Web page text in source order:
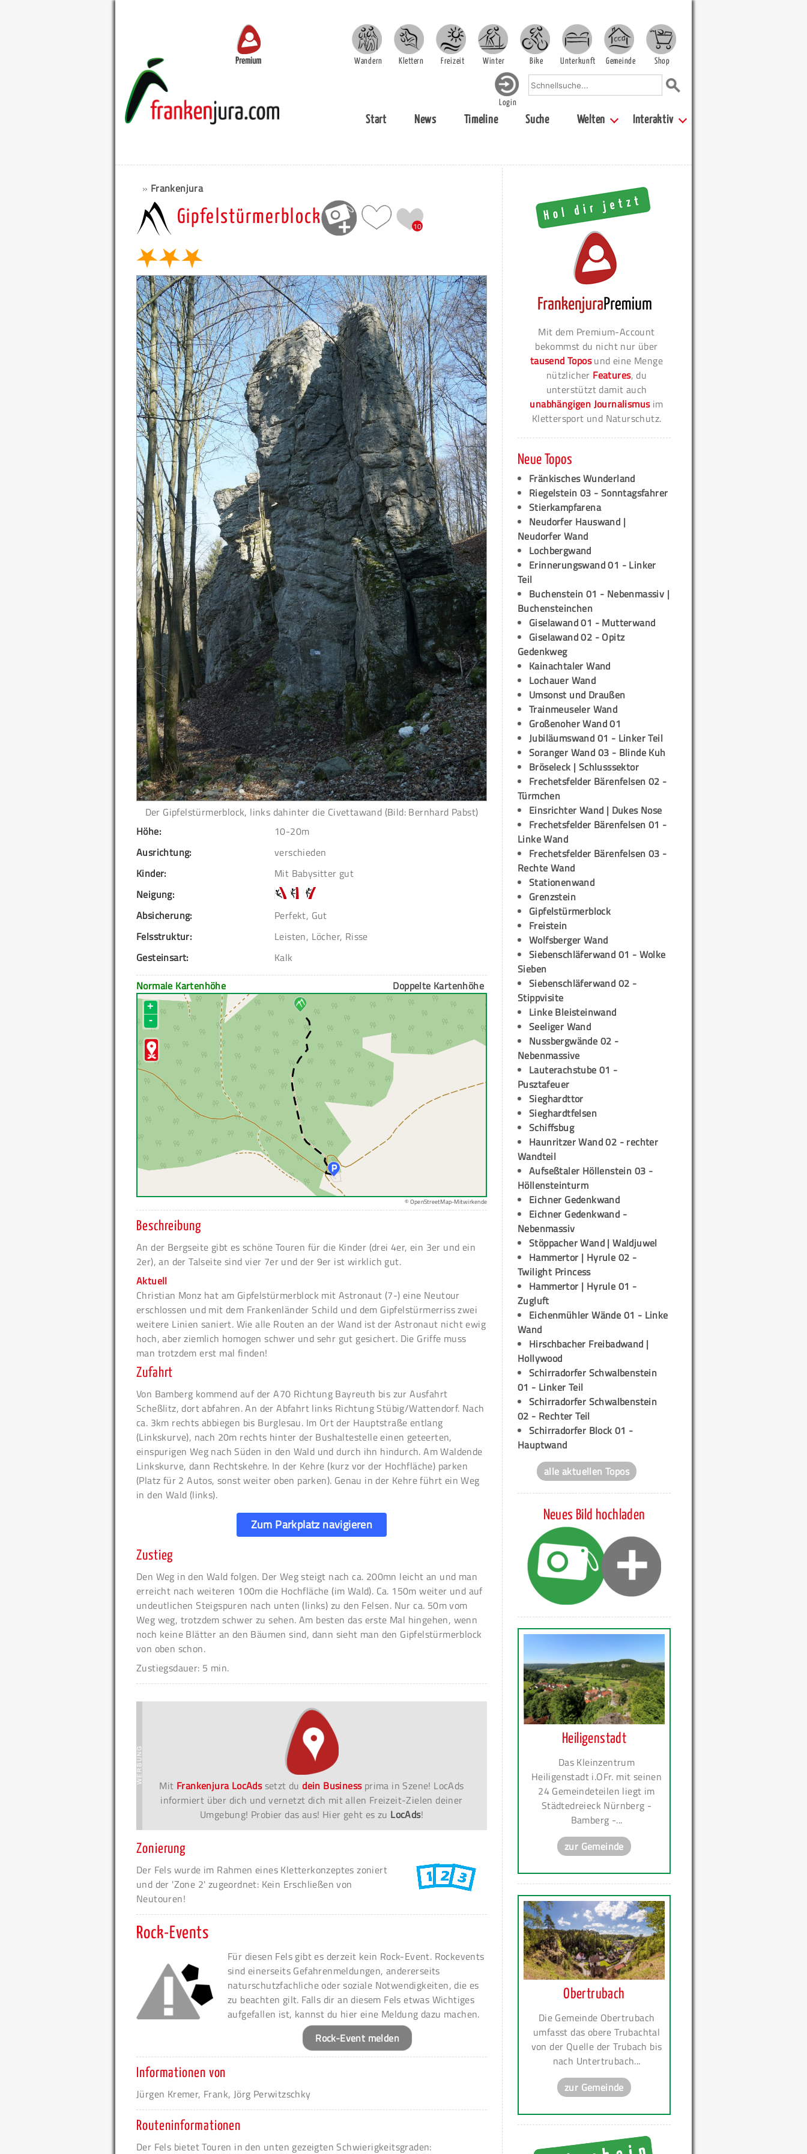
Premium Wandern Klettern Freizeit Winter Bike Unterkunft Gemeinde Shop
Login
Start News Timeline Suche Welten Interaktiv
» Frankenjura
Gipfelstürmerblock 10
Der Gipfelstürmerblock, links dahinter die Civettawand (Bild: Bernhard Pabst)
Höhe:
10-20m
Ausrichtung:
verschieden
Kinder:
Mit Babysitter gut
Neigung:
Absicherung:
Perfekt, Gut
Felsstruktur:
Leisten, Löcher, Risse
Gesteinsart:
Kalk
Normale Kartenhöhe
Doppelte Kartenhöhe
+
-
© OpenStreetMap-Mitwirkende
Beschreibung
An der Bergseite gibt es schöne Touren für die Kinder (drei 4er, ein 3er und ein
2er), an der Talseite sind vier 7er und der 9er ist wirklich gut.
Aktuell
Christian Monz hat am Gipfelstürmerblock mit Astronaut (7-) eine Neutour
erschlossen und mit dem Frankenländer Schild und dem Gipfelstürmerriss zwei
weitere Linien saniert. Wie alle Routen an der Wand ist der Astronaut nicht ewig
hoch, aber ziemlich homogen schwer und sehr gut gesichert. Die Griffe muss
man trotzdem erst mal finden!
Zufahrt
Von Bamberg kommend auf der A70 Richtung Bayreuth bis zur Ausfahrt
Scheßlitz, dort abfahren. An der Abfahrt links Richtung Stübig/Wattendorf. Nach
ca. 3km rechts abbiegen bis Burglesau. Im Ort der Hauptstraße entlang
(Linkskurve), nach 20m rechts hinter der Bushaltestelle einen geteerten,
einspurigen Weg nach Süden in den Wald und durch ihn hindurch. Am Waldende
Linkskurve, dann Rechtskehre. In der Kehre (kurz vor der Hochfläche) parken
(Platz für 2 Autos, sonst weiter oben parken). Genau in der Kehre führt ein Weg
in den Wald (links).
Zum Parkplatz navigieren
Zustieg
Den Weg in den Wald folgen. Der Weg steigt nach ca. 200mn leicht an und man
erreicht nach weiteren 100m die Hochfläche (im Wald). Ca. 150m weiter und auf
undeutlichen Steigspuren nach unten (links) zu den Felsen. Nur ca. 50m vom
Weg weg, trotzdem schwer zu sehen. Am besten das erste Mal hingehen, wenn
noch keine Blätter an den Bäumen sind, dann sieht man den Gipfelstürmerblock
von oben schon.
Zustiegsdauer: 5 min.
Mit Frankenjura LocAdssetzt dudein Businessprima in Szene! LocAds
informiert über dich und vernetzt dich mit allen Freizeit-Zielen deiner
Umgebung! Probier das aus! Hier geht es zu LocAds!
Zonierung
Der Fels wurde im Rahmen eines Kletterkonzeptes zoniert
und der 'Zone 2' zugeordnet: Kein Erschließen von
Neutouren!
Rock-Events
Für diesen Fels gibt es derzeit kein Rock-Event. Rockevents
sind einerseits Gefahrenmeldungen, andererseits
naturschutzfachliche oder soziale Notwendigkeiten, die es
zu beachten gilt. Falls dir an diesem Fels etwas Wichtiges
aufgefallen ist, kannst du hier eine Meldung dazu machen.
Rock-Event melden
Informationen von
Jürgen Kremer, Frank, Jörg Perwitzschky
Routeninformationen
Der Fels bietet Touren in den unten gezeigten Schwierigkeitsgraden:
Mit dem Premium-Account
bekommst du nicht nur über
tausend Toposund eine Menge
nützlicher Features, du
unterstützt damit auch
unabhängigen Journalismusim
Klettersport und Naturschutz.
Neue Topos
Fränkisches Wunderland
Riegelstein 03 - Sonntagsfahrer
Stierkampfarena
Neudorfer Hauswand |
Neudorfer Wand
Lochbergwand
Erinnerungswand 01 - Linker
Teil
Buchenstein 01 - Nebenmassiv |
Buchensteinchen
Giselawand 01 - Mutterwand
Giselawand 02 - Opitz
Gedenkweg
Kainachtaler Wand
Lochauer Wand
Umsonst und Draußen
Trainmeuseler Wand
Großenoher Wand 01
Jubiläumswand 01 - Linker Teil
Soranger Wand 03 - Blinde Kuh
Bröseleck | Schlusssektor
Frechetsfelder Bärenfelsen 02 -
Türmchen
Einsrichter Wand | Dukes Nose
Frechetsfelder Bärenfelsen 01 -
Linke Wand
Frechetsfelder Bärenfelsen 03 -
Rechte Wand
Stationenwand
Grenzstein
Gipfelstürmerblock
Freistein
Wolfsberger Wand
Siebenschläferwand 01 - Wolke
Sieben
Siebenschläferwand 02 -
Stippvisite
Linke Bleisteinwand
Seeliger Wand
Nussbergwände 02 -
Nebenmassive
Lauterachstube 01 -
Pusztafeuer
Sieghardttor
Sieghardtfelsen
Schiffsbug
Haunritzer Wand 02 - rechter
Wandteil
Aufseßtaler Höllenstein 03 -
Höllensteinturm
Eichner Gedenkwand
Eichner Gedenkwand -
Nebenmassiv
Stöppacher Wand | Waldjuwel
Hammertor | Hyrule 02 -
Twilight Princess
Hammertor | Hyrule 01 -
Zugluft
Eichenmühler Wände 01 - Linke
Wand
Hirschbacher Freibadwand |
Hollywood
Schirradorfer Schwalbenstein
01 - Linker Teil
Schirradorfer Schwalbenstein
02 - Rechter Teil
Schirradorfer Block 01 -
Hauptwand
alle aktuellen Topos
Neues Bild hochladen
Heiligenstadt
Das Kleinzentrum
Heiligenstadt i.OFr. mit seinen
24 Gemeindeteilen liegt im
Städtedreieck Nürnberg -
Bamberg -...
zur Gemeinde
Obertrubach
Die Gemeinde Obertrubach
umfasst das obere Trubachtal
von der Quelle der Trubach bis
nach Untertrubach...
zur Gemeinde